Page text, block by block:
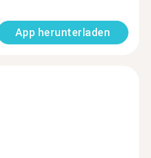
App herunterladen